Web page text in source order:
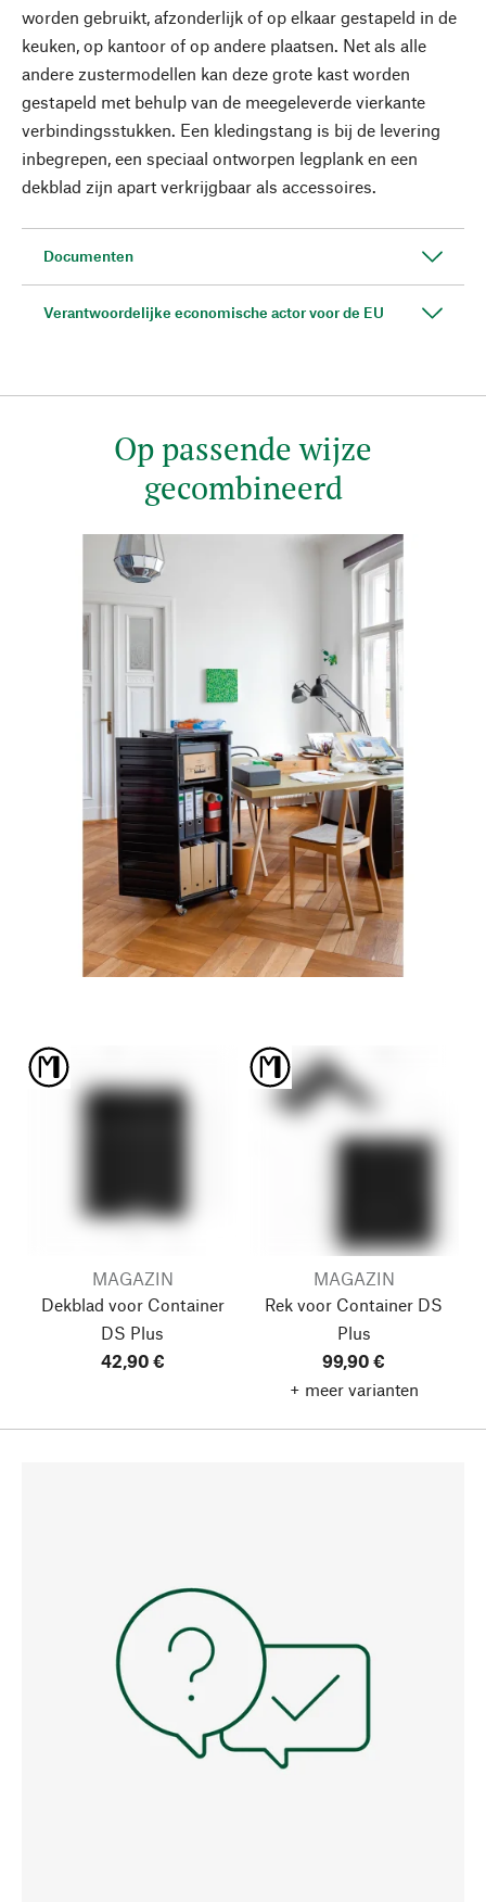
worden gebruikt, afzonderlijk of op elkaar gestapeld in de
keuken, op kantoor of op andere plaatsen. Net als alle
andere zustermodellen kan deze grote kast worden
gestapeld met behulp van de meegeleverde vierkante
verbindingsstukken. Een kledingstang is bij de levering
inbegrepen, een speciaal ontworpen legplank en een
dekblad zijn apart verkrijgbaar als accessoires.
Documenten
Verantwoordelijke economische actor voor de EU
Op passende wijze
gecombineerd
MAGAZIN
Dekblad voor Container
DS Plus
42,90 €
MAGAZIN
Rek voor Container DS
Plus
99,90 €
+ meer varianten